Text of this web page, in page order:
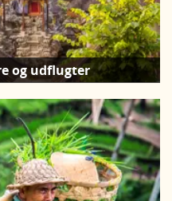
og udflugter